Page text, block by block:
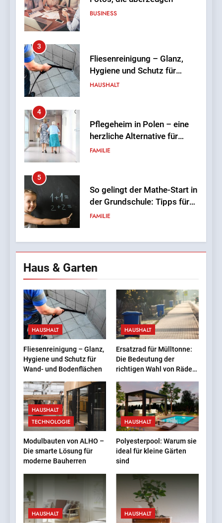
Hygiene und Schutz für
Wand- und Bodenflächen
4
Pflegeheim in Polen – eine
herzliche Alternative für
deutsche Senioren
FAMILIE
5
So gelingt der Mathe-Start in
der Grundschule: Tipps für
Eltern von Erstklässlern
FAMILIE
6
OLAVOGA – was ist das für
eine Marke und wo kann
man sie kaufen?
LEBENSSTIL
7
Einsamkeit in der Großstadt
– wie geht man mit dem
Mangel an Nähe um?
LEBENSSTIL
8
Babybetten: Was Eltern
wissen sollten
FAMILIE
1
InternetFame-Team:
‚Zugängliches Social-Media-
Wachstum ist kein Luxus
mehr — es ist eine
Notwendigkeit‘
BUSINESS
2
Fotos, die überzeugen
BUSINESS
Fliesenreinigung – Glanz,
Haus & Garten
HAUSHALT
Fliesenreinigung – Glanz,
Hygiene und Schutz für
Wand- und Bodenflächen
HAUSHALT
Ersatzrad für Mülltonne:
Die Bedeutung der
richtigen Wahl von Rädern
Mülltonnentypen
HAUSHALT
TECHNOLOGIE
Modulbauten von ALHO –
Die smarte Lösung für
moderne Bauherren
HAUSHALT
Polyesterpool: Warum sie
ideal für kleine Gärten
sind
HAUSHALT HAUSHALT